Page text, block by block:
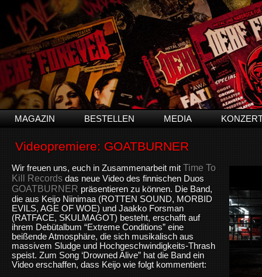
MAGAZIN BESTELLEN MEDIA
Videopremiere: GOATBURNER
Wir freuen uns, euch in Zusammenarbeit mit Time To
Kill Records das neue Video des finnischen Duos
GOATBURNER präsentieren zu können. Die Band,
die aus Keijo Niinimaa (ROTTEN SOUND, MORBID
EVILS, AGE OF WOE) und Jaakko Forsman
(RATFACE, SKULMAGOT) besteht, erschafft auf
ihrem Debütalbum “Extreme Conditions” eine
beißende Atmosphäre, die sich musikalisch aus
massivem Sludge und Hochgeschwindigkeits-Thrash
speist. Zum Song ‘Drowned Alive” hat die Band ein
Video erschaffen, dass Keijo wie folgt kommentiert: